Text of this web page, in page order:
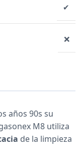
✔
❌
años 90s su
M8 utiliza
de la limpieza